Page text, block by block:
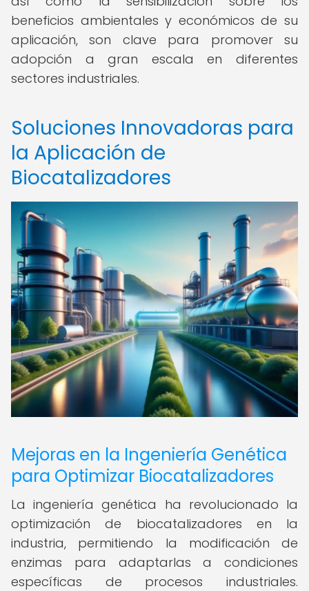
beneficios ambientales y económicos de su
aplicación, son clave para promover su
adopción a gran escala en diferentes
sectores industriales.
Soluciones Innovadoras para
la Aplicación de
Biocatalizadores
Mejoras en la Ingeniería Genética
para Optimizar Biocatalizadores
La ingeniería genética ha revolucionado la
optimización de biocatalizadores en la
industria, permitiendo la modificación de
enzimas para adaptarlas a condiciones
específicas de procesos industriales.